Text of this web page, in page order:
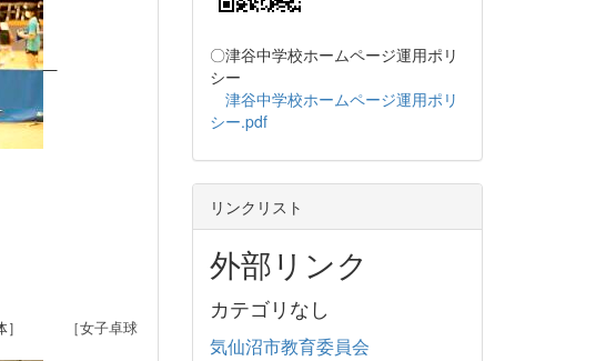
体］
［女子卓球
〇津谷中学校ホームページ運用ポリ
シー
津谷中学校ホームページ運用ポリ
シー.pdf
リンクリスト
外部リンク
カテゴリなし
気仙沼市教育委員会